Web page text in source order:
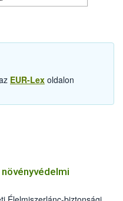
EUR-Lex oldalon